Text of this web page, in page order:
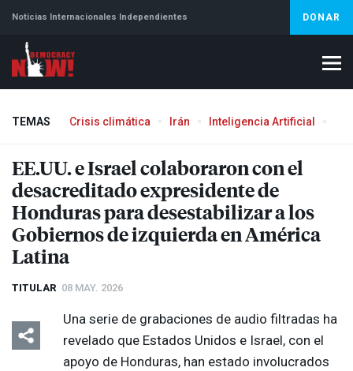
Noticias Internacionales Independientes DONAR
TEMAS Crisis climática Irán Inteligencia Artificial
EE.UU. e Israel colaboraron con el
desacreditado expresidente de
Honduras para desestabilizar a los
Gobiernos de izquierda en América
Latina
TITULAR 08 MAY. 2026
Una serie de grabaciones de audio filtradas ha
revelado que Estados Unidos e Israel, con el
apoyo de Honduras, han estado involucrados